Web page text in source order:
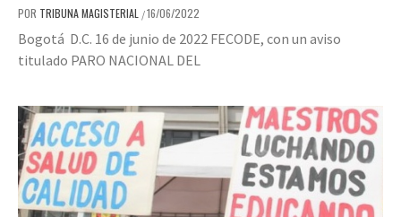
POR TRIBUNA MAGISTERIAL /16/06/2022
Bogotá D.C. 16 de junio de 2022 FECODE, con un aviso
titulado PARO NACIONAL DEL